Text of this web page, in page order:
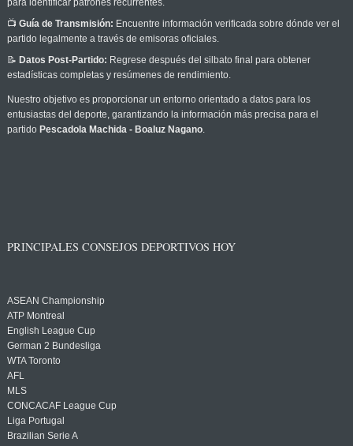
para identificar patrones recurrentes.
📺 Guía de Transmisión: Encuentre información verificada sobre dónde ver el
partido legalmente a través de emisoras oficiales.
📝 Datos Post-Partido: Regrese después del silbato final para obtener
estadísticas completas y resúmenes de rendimiento.
Nuestro objetivo es proporcionar un entorno orientado a datos para los
entusiastas del deporte, garantizando la información más precisa para el
partido Pescadola Machida - Boaluz Nagano.
PRINCIPALES CONSEJOS DEPORTIVOS HOY
ASEAN Championship
ATP Montreal
English League Cup
German 2 Bundesliga
WTA Toronto
AFL
MLS
CONCACAF League Cup
Liga Portugal
Brazilian Serie A